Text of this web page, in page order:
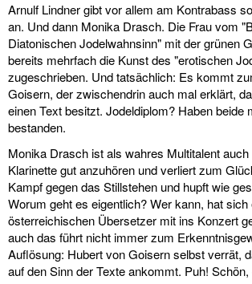
Arnulf Lindner gibt vor allem am Kontrabass
an. Und dann Monika Drasch. Die Frau vom
Diatonischen Jodelwahnsinn" mit der grünen
bereits mehrfach die Kunst des "erotischen
zugeschrieben. Und tatsächlich: Es kommt
Goisern, der zwischendrin auch mal erklärt,
einen Text besitzt. Jodeldiplom? Haben beide
bestanden.
Monika Drasch ist als wahres Multitalent
Klarinette gut anzuhören und verliert zum
Kampf gegen das Stillstehen und hupft wie
Worum geht es eigentlich? Wer kann, hat sich
österreichischen Übersetzer mit ins Konzert
auch das führt nicht immer zum
Auflösung: Hubert von Goisern selbst verrät,
auf den Sinn der Texte ankommt. Puh!